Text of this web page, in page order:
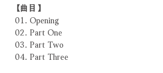
【曲目】
01. Opening
02. Part One
03. Part Two
04. Part Three